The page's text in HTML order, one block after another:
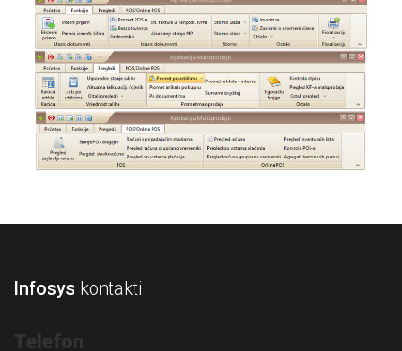
Infosys kontakti
Telefon